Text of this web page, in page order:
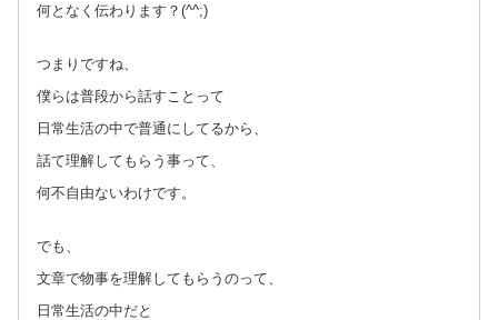
何となく伝わります？(^^;)
つまりですね、
僕らは普段から話すことって
日常生活の中で普通にしてるから、
話て理解してもらう事って、
何不自由ないわけです。
でも、
文章で物事を理解してもらうのって、
日常生活の中だと